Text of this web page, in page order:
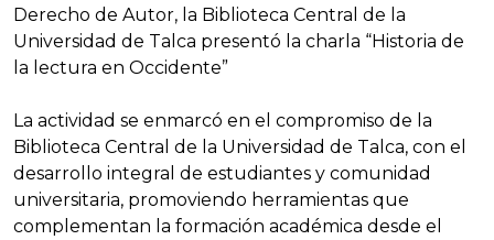
Derecho de Autor, la Biblioteca Central de la
Universidad de Talca presentó la charla “Historia de
la lectura en Occidente”
La actividad se enmarcó en el compromiso de la
Biblioteca Central de la Universidad de Talca, con el
desarrollo integral de estudiantes y comunidad
universitaria, promoviendo herramientas que
complementan la formación académica desde el